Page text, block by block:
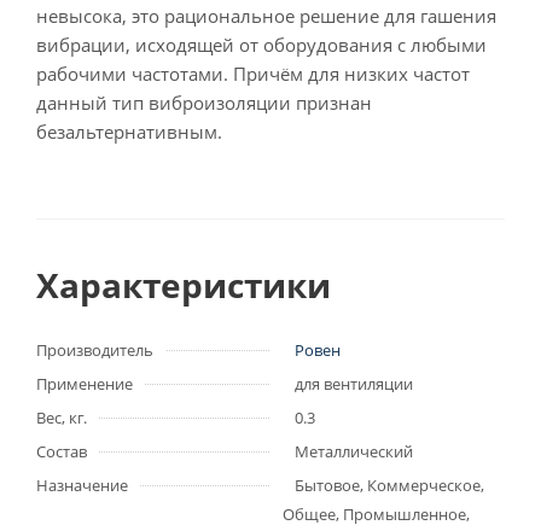
невысока, это рациональное решение для гашения
вибрации, исходящей от оборудования с любыми
рабочими частотами. Причём для низких частот
данный тип виброизоляции признан
безальтернативным.
Характеристики
Производитель
Ровен
Применение
для вентиляции
Вес, кг.
0.3
Состав
Металлический
Назначение
Бытовое, Коммерческое,
Общее, Промышленное,